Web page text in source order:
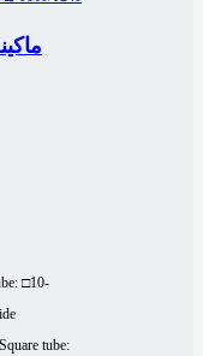
□10-
tube: